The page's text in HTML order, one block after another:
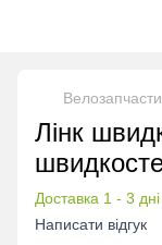
Лінк
Доставка 1 - 3 дні
Написати відгук